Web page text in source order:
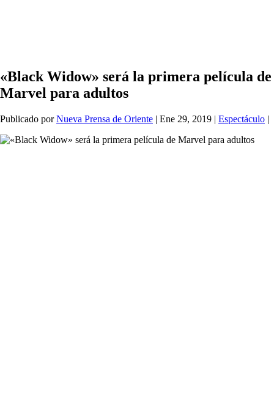
«Black Widow» será la primera película de
Marvel para adultos
Publicado porNueva Prensa de Oriente | Ene 29, 2019 | Espectáculo |